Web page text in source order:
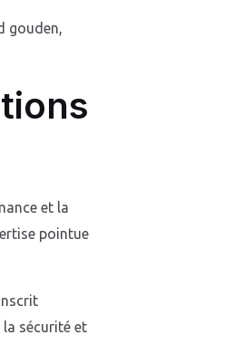
gouden,
et la
pointue
sécurité et